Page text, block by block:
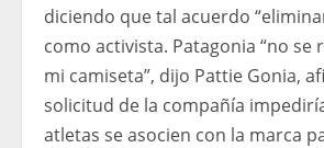
diciendo que tal acuerdo
como activista. Patagonia “no se
mi camiseta”, dijo Pattie Gonia,
solicitud de la compañía
atletas se asocien con la marca